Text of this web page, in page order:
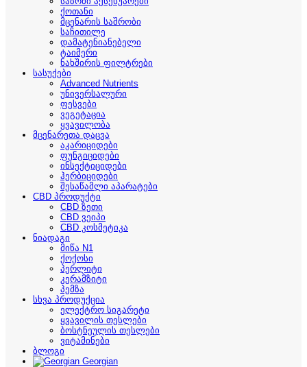
ქოთანი
მცენარის საშრობი
საჩითილე
დამატენიანებელი
ტაიმერი
ნახშირის ფილტრები
სასუქები
Advanced Nutrients
უნივერსალური
ფესვები
ვეგეტაცია
ყვავილობა
მცენარეთა დაცვა
აკარიციდები
ფუნგიციდები
ინსექტიციდები
ჰერბიციდები
შესაწამლი აპარატები
CBD პროდუქტი
CBD ზეთი
CBD ვეიპი
CBD კოსმეტიკა
ნიადაგი
მიწა N1
ქოქოსი
პერლიტი
კერამზიტი
პემზა
სხვა პროდუქცია
ელექტრო სიგარეტი
ყვავილის თესლები
ბოსტნეულის თესლები
ვიტამინები
ბლოგი
Georgian